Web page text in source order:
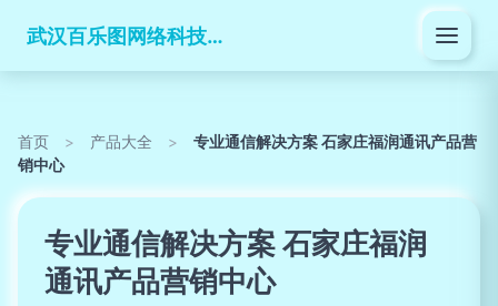
武汉百乐图网络科技有限公司
首页 > 产品大全 >
专业通信解决方案 石家庄福润通讯产品营
销中心
专业通信解决方案 石家庄福润
通讯产品营销中心